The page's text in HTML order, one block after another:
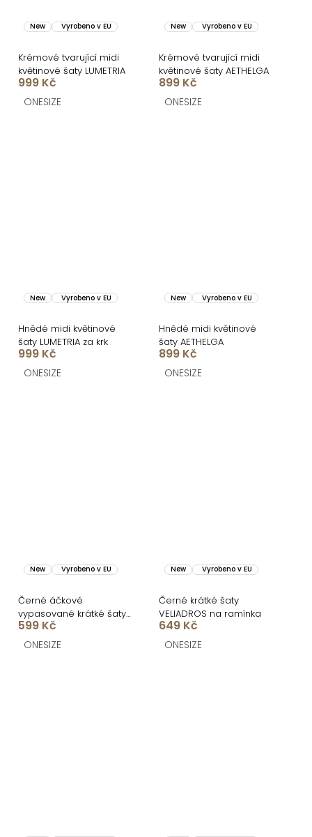
New Vyrobeno v EU
Krémové tvarující midi
květinové šaty LUMETRIA
999 Kč
ONESIZE
New Vyrobeno v EU
Krémové tvarující midi
květinové šaty AETHELGA
899 Kč
ONESIZE
New Vyrobeno v EU
Hnědé midi květinové
šaty LUMETRIA za krk
999 Kč
ONESIZE
New Vyrobeno v EU
Hnědé midi květinové
šaty AETHELGA
899 Kč
ONESIZE
New Vyrobeno v EU
Černé áčkové
vypasované krátké šaty
UTARALY
599 Kč
ONESIZE
New Vyrobeno v EU
Černé krátké šaty
VELIADROS na ramínka
649 Kč
ONESIZE